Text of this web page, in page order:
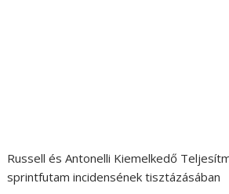
Russell és Antonelli Kiemelkedő
sprintfutam incidensének tisztázásában